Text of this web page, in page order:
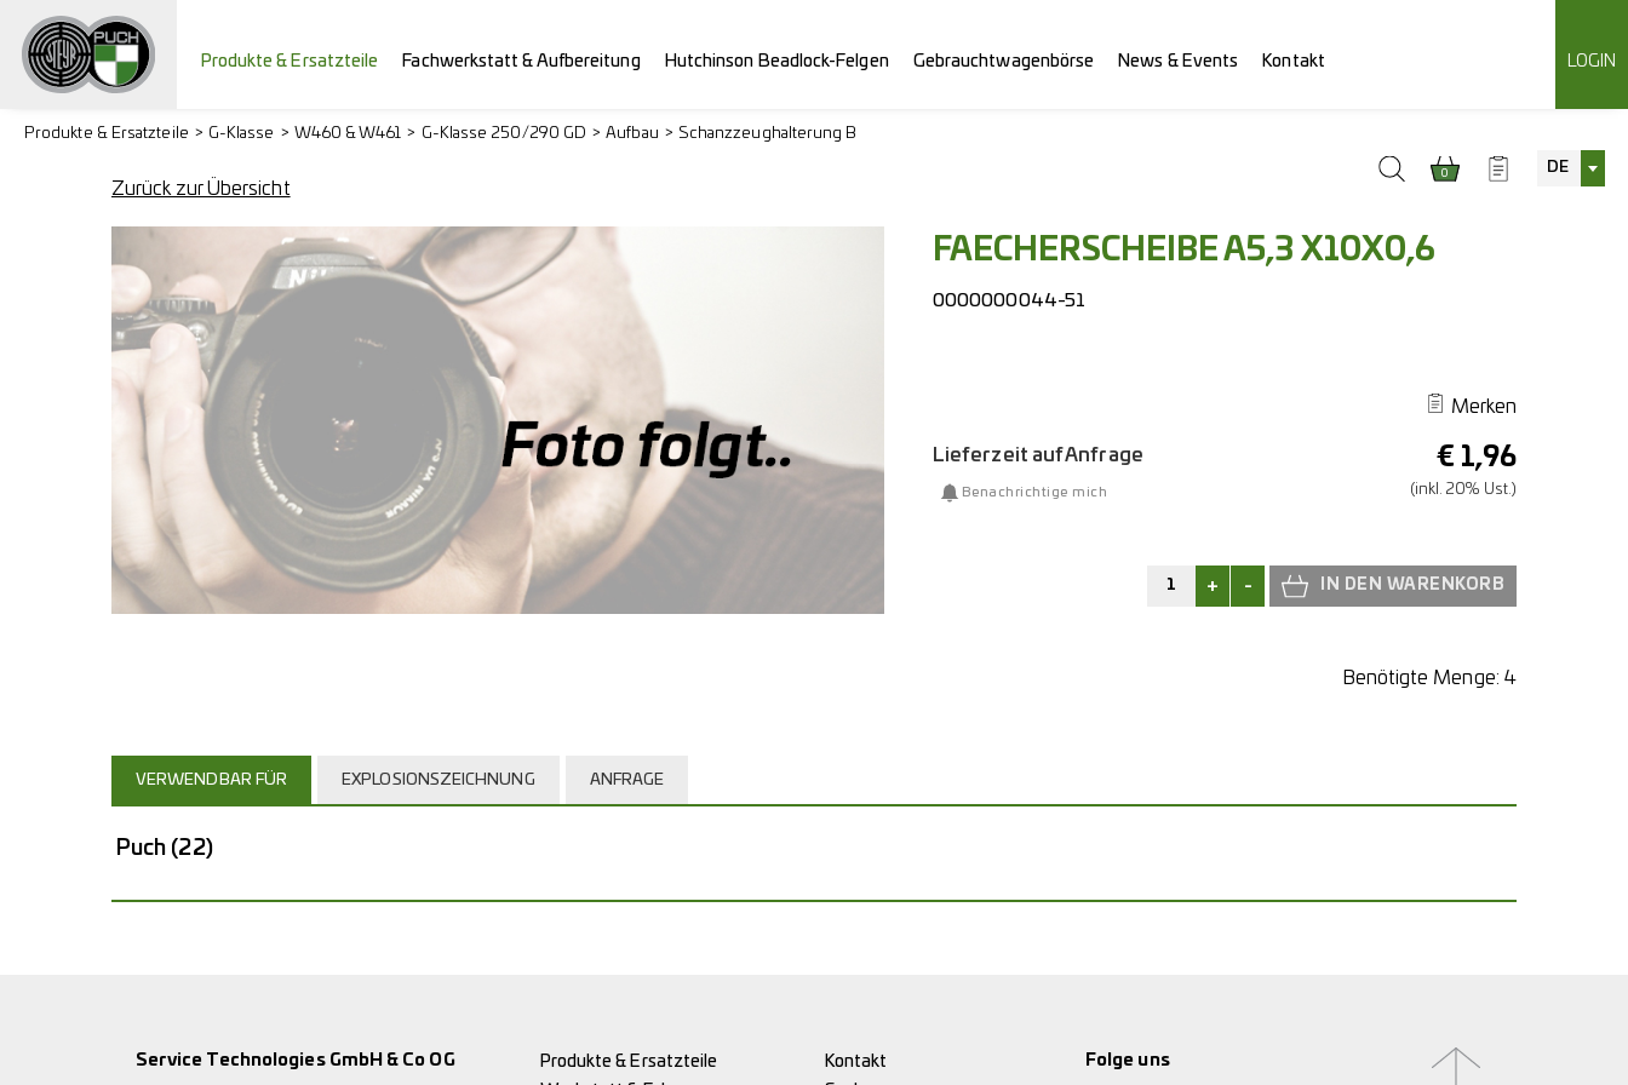
Produkte & Ersatzteile Fachwerkstatt & Aufbereitung Hutchinson Beadlock-Felgen Gebrauchtwagenbörse News & Events Kontakt LOGIN
0 DE
Produkte & Ersatzteile G-Klasse W460 & W461 G-Klasse 250/290 GD Aufbau Schanzzeughalterung B
Zurück zur Übersicht
FAECHERSCHEIBE A5,3 X10X0,6
0000000044-51
Merken
€ 1,96
(inkl. 20% Ust.)
Lieferzeit auf Anfrage
Benachrichtige mich
+ -
Benötigte Menge: 4
VERWENDBAR FÜR EXPLOSIONSZEICHNUNG ANFRAGE
Puch (22)
Service Technologies GmbH & Co OG
Produkte & Ersatzteile
Kontakt
Folge uns